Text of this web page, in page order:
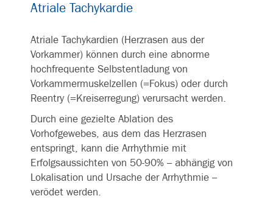
Atriale Tachykardie
Atriale Tachykardien (Herzrasen aus der
Vorkammer) können durch eine abnorme
hochfrequente Selbstentladung von
Vorkammermuskelzellen (=Fokus) oder durch
Reentry (=Kreiserregung) verursacht werden.
Durch eine gezielte Ablation des
Vorhofgewebes, aus dem das Herzrasen
entspringt, kann die Arrhythmie mit
Erfolgsaussichten von 50-90% – abhängig von
Lokalisation und Ursache der Arrhythmie –
verödet werden.